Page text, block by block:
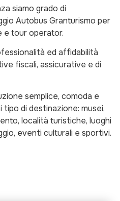
siamo grado di
Autobus Granturismo per
e tour operator.
ed affidabilità
fiscali, assicurative e di
semplice, comoda e
di destinazione: musei,
località turistiche, luoghi
eventi culturali e sportivi.